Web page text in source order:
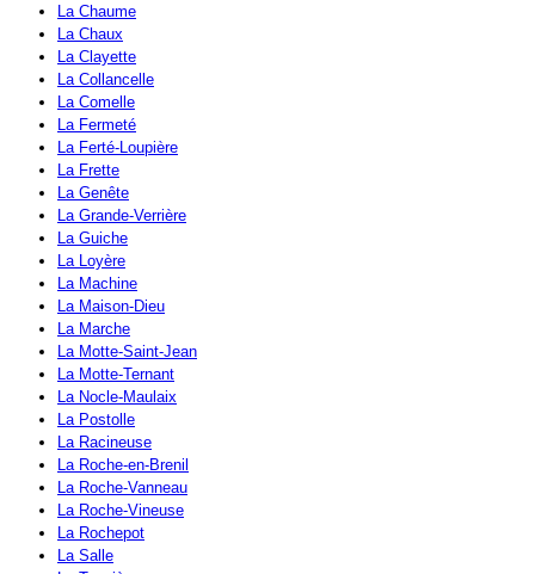
La Chaume
La Chaux
La Clayette
La Collancelle
La Comelle
La Fermeté
La Ferté-Loupière
La Frette
La Genête
La Grande-Verrière
La Guiche
La Loyère
La Machine
La Maison-Dieu
La Marche
La Motte-Saint-Jean
La Motte-Ternant
La Nocle-Maulaix
La Postolle
La Racineuse
La Roche-en-Brenil
La Roche-Vanneau
La Roche-Vineuse
La Rochepot
La Salle